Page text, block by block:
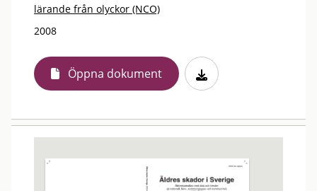
lärande från olyckor (NCO)
2008
Öppna dokument